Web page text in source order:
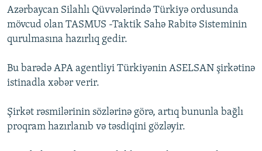
ARAŞDIRMA
MULTIMEDIA
FOTOQALEREYA
KARIKATURA
OXU ZALI
İSLAM VƏ DEMOKRATIYA
İZ - MƏDƏNIYYƏT PROQRAMI
HAQQIMIZDA
PEŞƏ ETIKASI VƏ JURNALISTIKA STANDARTLARIMIZ
MATERIALLARIMIZDAN ISTIFADƏ
Azərbaycan Silahlı Qüvvələrində Türkiyə ordusunda
mövcud olan TASMUS -Taktik Sahə Rabitə Sisteminin
qurulmasına hazırlıq gedir.
Bu barədə APA agentliyi Türkiyənin ASELSAN şirkətinə
istinadla xəbər verir.
Şirkət rəsmilərinin sözlərinə görə, artıq bununla bağlı
proqram hazırlanıb və təsdiqini gözləyir.